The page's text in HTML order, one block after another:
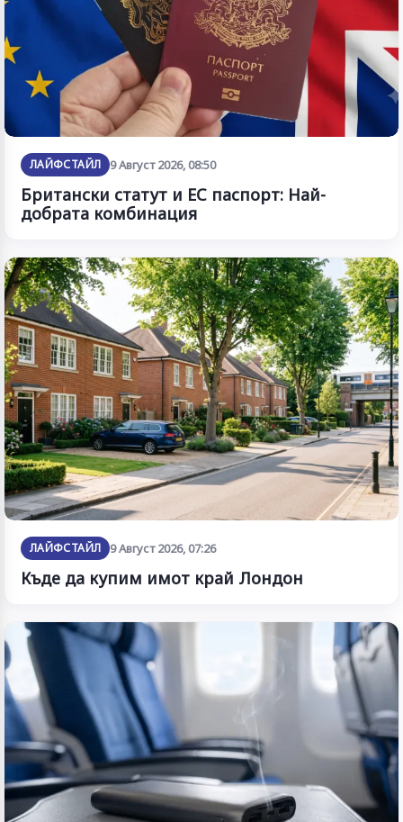
ЛАЙФСТАЙЛ 9 Август 2026, 08:50
Британски статут и ЕС паспорт: Най-
добрата комбинация
ЛАЙФСТАЙЛ 9 Август 2026, 07:26
Къде да купим имот край Лондон